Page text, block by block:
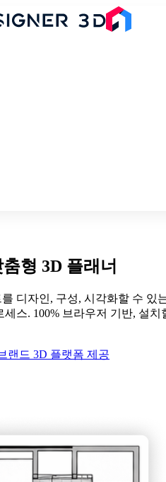
형 3D 플래너
디자인, 구성, 시각화할 수 있
스. 100% 브라우저 기반, 설
랜드 3D 플랫폼 제공